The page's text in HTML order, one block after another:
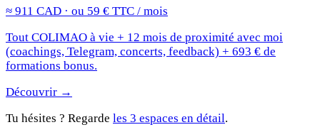
≈ 911 CAD · ou 59 € TTC / mois
Tout COLIMAO à vie + 12 mois de proximité avec moi
(coachings, Telegram, concerts, feedback) + 693 € de
formations bonus.
Découvrir →
Tu hésites ? Regarde les 3 espaces en détail.